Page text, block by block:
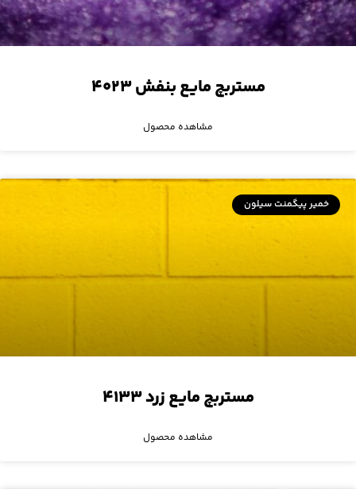
مستربچ مایع بنفش ۴۰۲۳
مشاهده محصول
خمیر پیگمنت سیلون
مستربچ مایع زرد ۴۱۳۳
مشاهده محصول